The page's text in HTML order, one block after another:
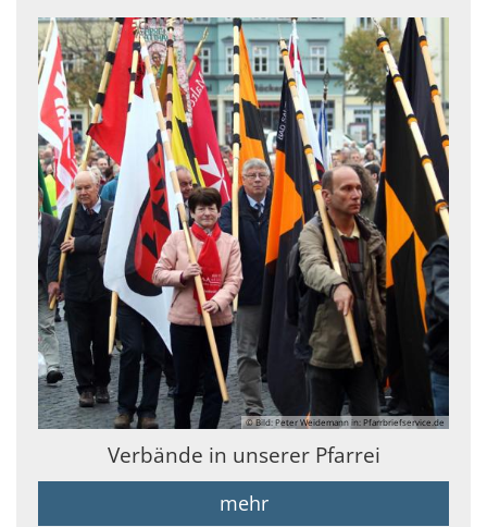
© Bild: Peter Weidemann in: Pfarrbriefservice.de
Verbände in unserer Pfarrei
mehr